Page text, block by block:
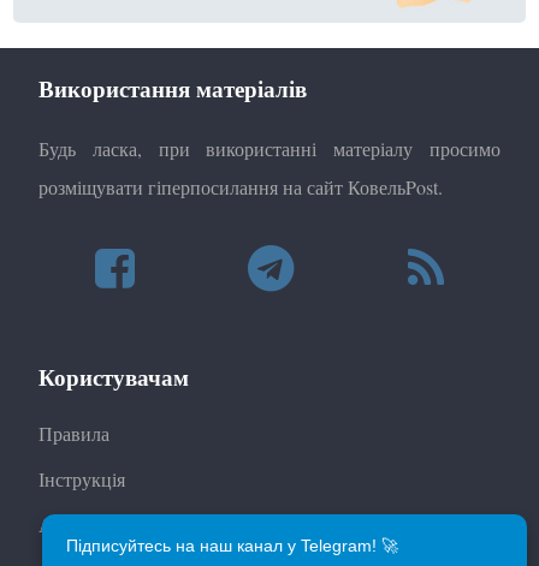
Використання матеріалів
Будь ласка, при використанні матеріалу просимо
розміщувати гіперпосилання на сайт КовельPost.
Користувачам
Правила
Інструкція
Автори
Підписуйтесь на наш канал у Telegram! 🚀